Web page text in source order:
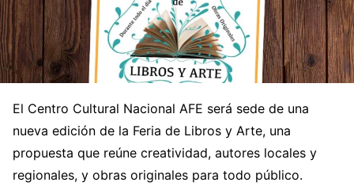
El Centro Cultural Nacional AFE será sede de una
nueva edición de la Feria de Libros y Arte, una
propuesta que reúne creatividad, autores locales y
regionales, y obras originales para todo público.